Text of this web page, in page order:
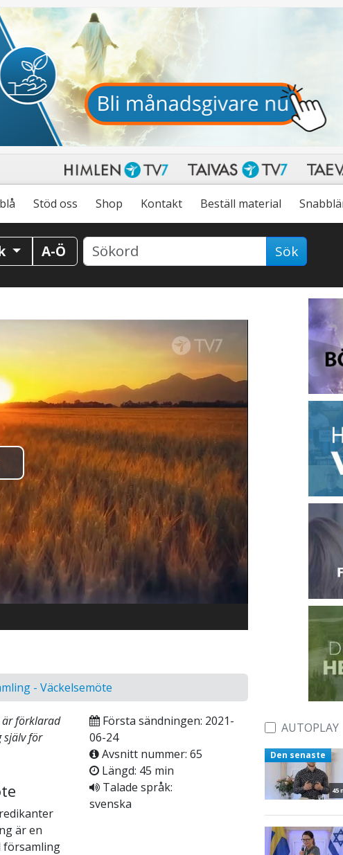
Stöd oss Shop Kontakt Beställ material
A-Ö Sök
upp
- Väckelsemöte
är förklarad
själv för
är en
församling
Första sändningen: 2021-
06-24
Avsnitt nummer: 65
Längd: 45 min
Talade språk:
svenska
AUTOPLAY
45
Den senaste